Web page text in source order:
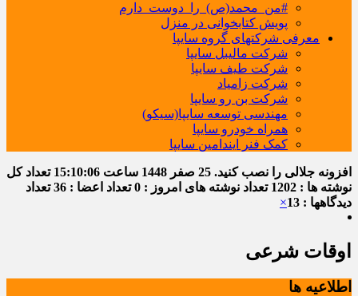
#من_محمد(ص)_را_دوست_دارم
پویش کتابخوانی در منزل
معرفی شرکتهای گروه سایپا
شرکت مالیبل سایپا
شرکت طیف سایپا
شرکت زامیاد
شرکت بن رو سایپا
مهندسی توسعه سایپا(سیکو)
همراه خودرو سایپا
کمک فنر ایندامین سایپا
افزونه جلالی را نصب کنید. 25 صفر 1448 ساعت 15:10:07 تعداد کل
نوشته ها : 1202
تعداد نوشته های امروز : 0 تعداد اعضا : 36
تعداد
دیدگاهها : 13
×
اوقات شرعی
اطلاعیه ها